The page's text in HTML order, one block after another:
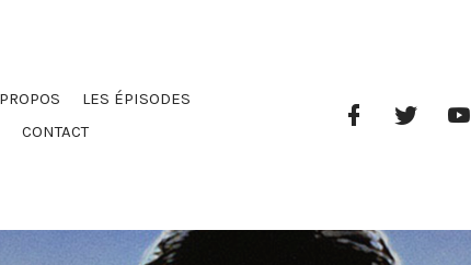
LES ÉPISODES
CONTACT
Facebook
Profile
Twitter